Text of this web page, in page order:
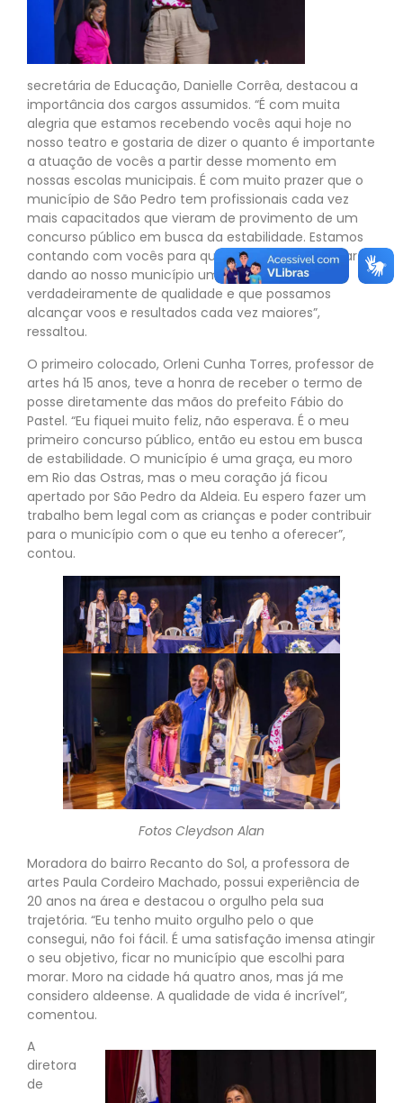
secretária de Educação, Danielle Corrêa, destacou a
importância dos cargos assumidos. “É com muita
alegria que estamos recebendo vocês aqui hoje no
nosso teatro e gostaria de dizer o quanto é importante
a atuação de vocês a partir desse momento em
nossas escolas municipais. É com muito prazer que o
município de São Pedro tem profissionais cada vez
mais capacitados que vieram de provimento de um
concurso público em busca da estabilidade. Estamos
contando com vocês para que possamos continuar
dando ao nosso município uma educação
verdadeiramente de qualidade e que possamos
alcançar voos e resultados cada vez maiores”,
ressaltou.
O primeiro colocado, Orleni Cunha Torres, professor de
artes há 15 anos, teve a honra de receber o termo de
posse diretamente das mãos do prefeito Fábio do
Pastel. “Eu fiquei muito feliz, não esperava. É o meu
primeiro concurso público, então eu estou em busca
de estabilidade. O município é uma graça, eu moro
em Rio das Ostras, mas o meu coração já ficou
apertado por São Pedro da Aldeia. Eu espero fazer um
trabalho bem legal com as crianças e poder contribuir
para o município com o que eu tenho a oferecer”,
contou.
Fotos Cleydson Alan
Moradora do bairro Recanto do Sol, a professora de
artes Paula Cordeiro Machado, possui experiência de
20 anos na área e destacou o orgulho pela sua
trajetória. “Eu tenho muito orgulho pelo o que
consegui, não foi fácil. É uma satisfação imensa atingir
o seu objetivo, ficar no município que escolhi para
morar. Moro na cidade há quatro anos, mas já me
considero aldeense. A qualidade de vida é incrível”,
comentou.
A
diretora
de